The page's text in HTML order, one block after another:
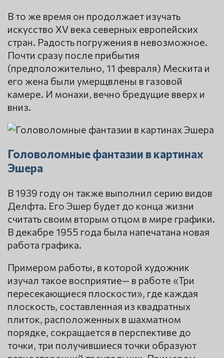
В то же время он продолжает изучать
искусство XV века северных европейских
стран. Радость погружения в невозможное.
Почти сразу после прибытия
(предположительно, 11 февраля) Мескита и
его жена были умерщвлены в газовой
камере. И монахи, вечно бредущие вверх и
вниз.
Головоломные фантазии в картинах
Эшера
В 1939 году он также выполнил серию видов
Делфта. Его Эшер будет до конца жизни
считать своим вторым отцом в мире графики.
В декабре 1955 года была напечатана новая
работа графика.
Примером работы, в которой художник
изучал такое восприятие— в работе «Три
пересекающиеся плоскости», где каждая
плоскость, составленная из квадратных
плиток, расположенных в шахматном
порядке, сокращается в перспективе до
точки, три получившиеся точки образуют